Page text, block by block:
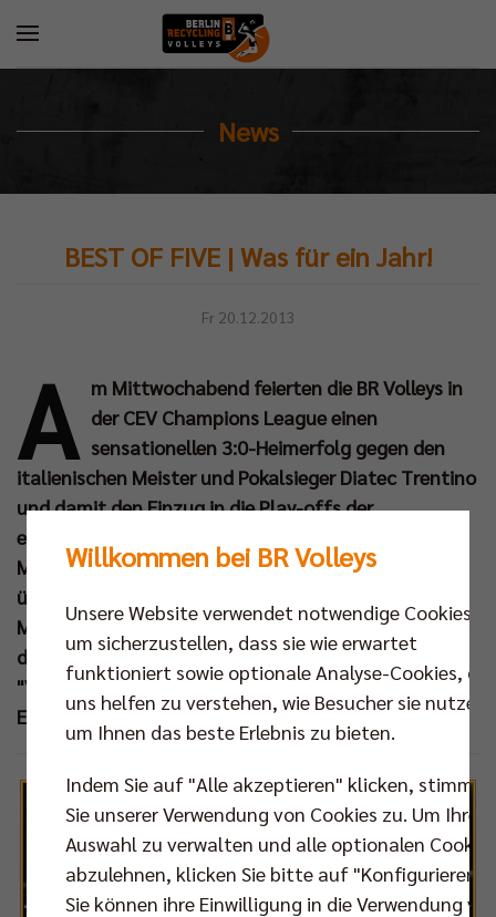
News
BEST OF FIVE | Was für ein Jahr!
Fr 20.12.2013
A m Mittwochabend feierten die BR Volleys in
der CEV Champions League einen
sensationellen 3:0-Heimerfolg gegen den
italienischen Meister und Pokalsieger Diatec Trentino
und damit den Einzug in die Play-offs der
europäischen Königsklasse. Für den Deutschen
Meister war dies der perfekte Abschluss eines
überaus erfolgreichen Jahres 2013. Das Internet.TV-
MagazinBEST OF FIVEzeigt eine Zusammenfassung
des internationalen Höhepunkts im
"Volleyballtempel" und blickt noch einmal auf die
Erfolge der vergangenen Monate zurück.
Willkommen bei BR Volleys
Unsere Website verwendet notwendige Cookies,
um sicherzustellen, dass sie wie erwartet
funktioniert sowie optionale Analyse-Cookies, die
uns helfen zu verstehen, wie Besucher sie nutzen,
um Ihnen das beste Erlebnis zu bieten.
Indem Sie auf "Alle akzeptieren" klicken, stimmen
Sie unserer Verwendung von Cookies zu. Um Ihre
Auswahl zu verwalten und alle optionalen Cookies
abzulehnen, klicken Sie bitte auf "Konfigurieren".
Sie können ihre Einwilligung in die Verwendung